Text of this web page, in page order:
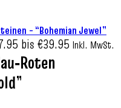
– “Bohemian Jewel”
bis €39.95 Inkl. MwSt.